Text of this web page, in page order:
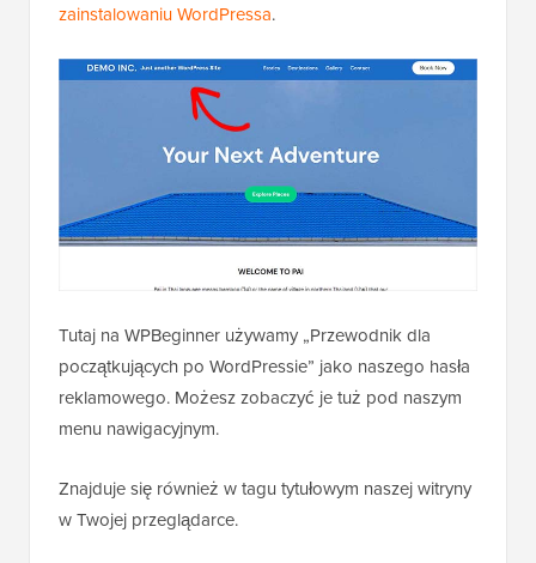
zainstalowaniu WordPressa.
Tutaj na WPBeginner używamy „Przewodnik dla
początkujących po WordPressie” jako naszego hasła
reklamowego. Możesz zobaczyć je tuż pod naszym
menu nawigacyjnym.
Znajduje się również w tagu tytułowym naszej witryny
w Twojej przeglądarce.